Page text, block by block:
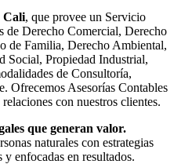
Cali, que provee un Servicio
de Derecho Comercial, Derecho
de Familia, Derecho Ambiental,
Social, Propiedad Industrial,
de Consultoría,
Ofrecemos Asesorías Contables
con nuestros clientes.
que generan valor.
naturales con estrategias
enfocadas en resultados.